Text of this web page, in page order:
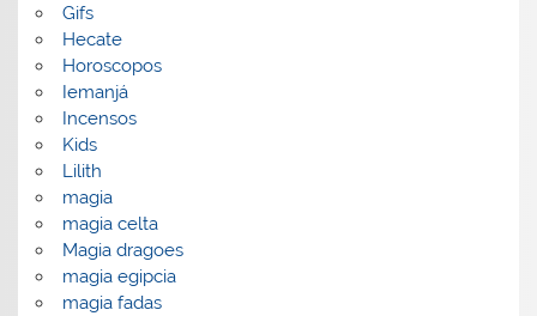
Gifs
Hecate
Horoscopos
Iemanjá
Incensos
Kids
Lilith
magia
magia celta
Magia dragoes
magia egipcia
magia fadas